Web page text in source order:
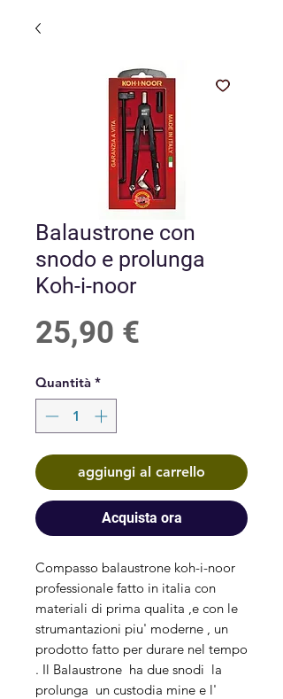
Balaustrone con
snodo e prolunga
Koh-i-noor
25,90 €
Quantità *
aggiungi al carrello
Acquista ora
Compasso balaustrone koh-i-noor
professionale fatto in italia con
materiali di prima qualita ,e con le
strumantazioni piu' moderne , un
prodotto fatto per durare nel tempo
. Il Balaustrone ha due snodi la
prolunga un custodia mine e l'